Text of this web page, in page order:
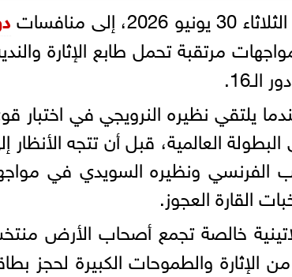
منافسات
مرتقبة تحمل طابع الإثارة
يلتقي نظيره النرويجي في اختبار
العالمية، قبل أن تتجه الأنظار
الفرنسي ونظيره السويدي في
القارة العجوز.
لاتينية خالصة تجمع أصحاب الأرض
الإثارة والطموحات الكبيرة لحجز